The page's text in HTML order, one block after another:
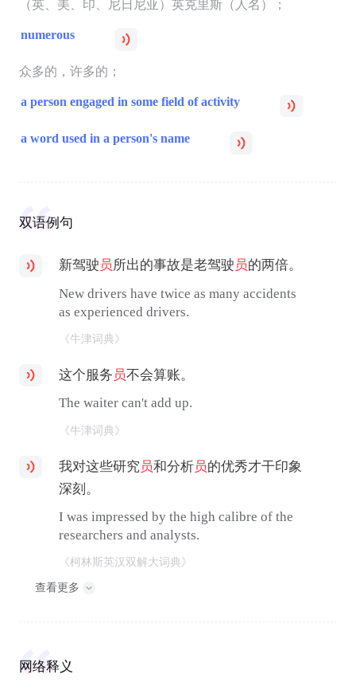
（英、美、印、尼日尼亚）英克里斯（人名）；
numerous
众多的，许多的；
a person engaged in some field of activity
a word used in a person's name
双语例句
新驾驶 员所出的事故是老驾驶 员的两倍。
New drivers have twice as many accidents
as experienced drivers.
《牛津词典》
这个服务 员不会算账。
The waiter can't add up.
《牛津词典》
我对这些研究 员和分析员的优秀才干印象
深刻。
I was impressed by the high calibre of the
researchers and analysts.
《柯林斯英汉双解大词典》
查看更多
网络释义